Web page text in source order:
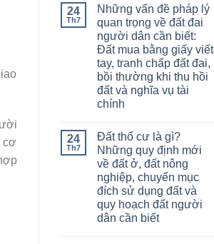
cơ
24
Th7
Những vấn đề pháp lý
quan trọng về đất đai
người dân cần biết:
Đất mua bằng giấy viết
tay, tranh chấp đất đai,
bồi thường khi thu hồi
đất và nghĩa vụ tài
chính
24
Th7
Đất thổ cư là gì?
Những quy định mới
về đất ở, đất nông
nghiệp, chuyển mục
đích sử dụng đất và
quy hoạch đất người
dân cần biết